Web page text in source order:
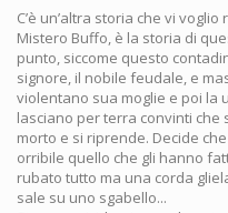
C’è un’altra storia che vi
Mistero Buffo, è la storia di
punto, siccome questo
signore, il nobile feudale, e
violentano sua moglie e poi la
lasciano per terra convinti che
morto e si riprende. Decide
orribile quello che gli hanno
rubato tutto ma una corda
sale su uno sgabello...